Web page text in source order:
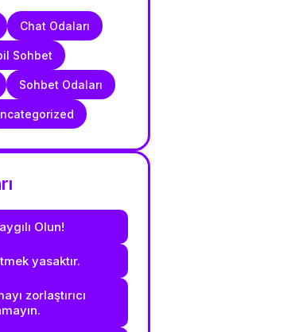
Chat Odaları
Sohbet
Sohbet Odaları
Olun!
yasaktır.
zorlaştırıcı